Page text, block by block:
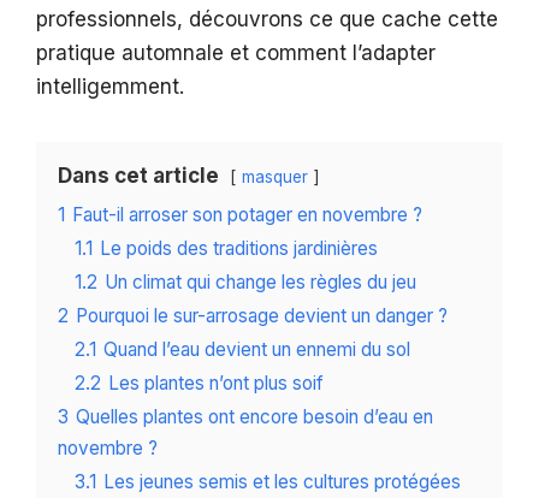
professionnels, découvrons ce que cache cette
pratique automnale et comment l’adapter
intelligemment.
Dans cet article masquer
1 Faut-il arroser son potager en novembre ?
1.1 Le poids des traditions jardinières
1.2 Un climat qui change les règles du jeu
2 Pourquoi le sur-arrosage devient un danger ?
2.1 Quand l’eau devient un ennemi du sol
2.2 Les plantes n’ont plus soif
3 Quelles plantes ont encore besoin d’eau en
novembre ?
3.1 Les jeunes semis et les cultures protégées